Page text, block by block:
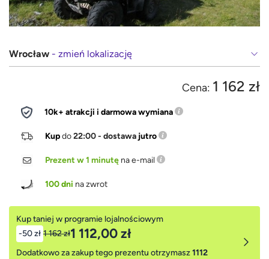
Wrocław - zmień lokalizację
Cena: 1 162 zł
10k+ atrakcji i darmowa wymiana
Kupdo22:00 - dostawa jutro
Prezent w 1 minutę na e-mail
100 dni na zwrot
Kup taniej w programie lojalnościowym
-50 zł 1 162 zł1 112,00 zł
Dodatkowo za zakup tego prezentu otrzymasz1112